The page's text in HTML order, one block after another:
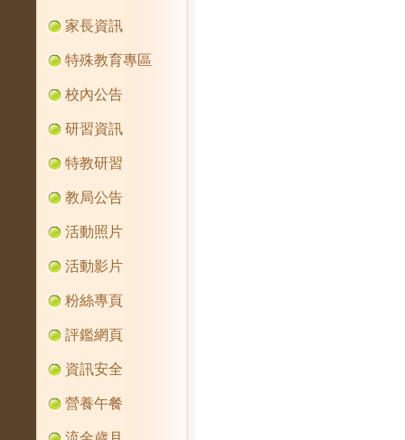
家長資訊
特殊教育專區
校內公告
研習資訊
特教研習
教局公告
活動照片
活動影片
粉絲專頁
評鑑網頁
資訊安全
營養午餐